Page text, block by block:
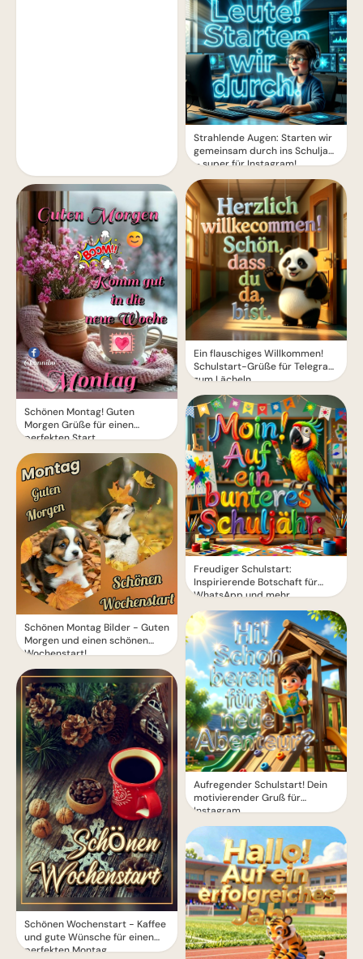
Schönen Montag! Guten
Morgen Grüße für einen
perfekten Start
Schönen Montag Bilder - Guten
Morgen und einen schönen
Wochenstart!
Schönen Wochenstart - Kaffee
und gute Wünsche für einen
perfekten Montag
Strahlende Augen: Starten wir
gemeinsam durch ins Schuljahr
– super für Instagram!
Ein flauschiges Willkommen!
Schulstart-Grüße für Telegram
zum Lächeln
Freudiger Schulstart:
Inspirierende Botschaft für
WhatsApp und mehr
Aufregender Schulstart! Dein
motivierender Gruß für
Instagram